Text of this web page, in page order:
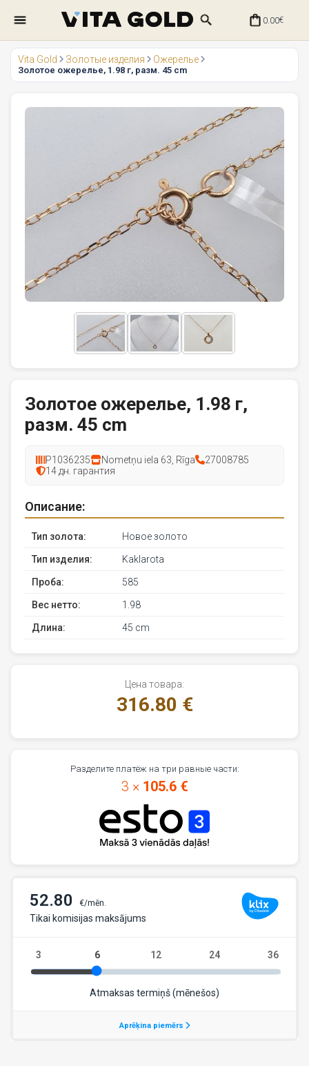
0.00€
Vita Gold Золотые изделия Ожерелье
Золотое ожерелье, 1.98 г, разм. 45 cm
Золотое ожерелье, 1.98 г,
разм. 45 cm
P1036235 Nometņu iela 63, Rīga
27008785
14 дн. гарантия
Описание:
Тип золота: Новое золото
Тип изделия: Kaklarota
Проба: 585
Вес нетто: 1.98
Длина: 45 cm
Цена товара:
316.80 €
Разделите платёж на три равные части:
3 × 105.6 €